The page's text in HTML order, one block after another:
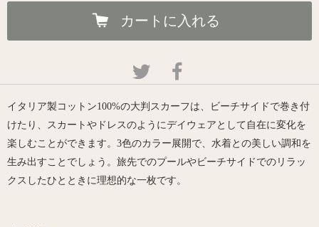
カートに入れる
イタリア製コットン100%の大判スカーフは、ビーチサイドで巻き付
けたり
、スカートやドレスのようにデイウェア として 自在に変化を
楽しむことができます。 3色のカラー展開で 水着と の美しい調和を
生み出すことでしょう。 旅先でのプールやビーチサイド でのリラッ
クスしたひとときに理想的な一枚です。